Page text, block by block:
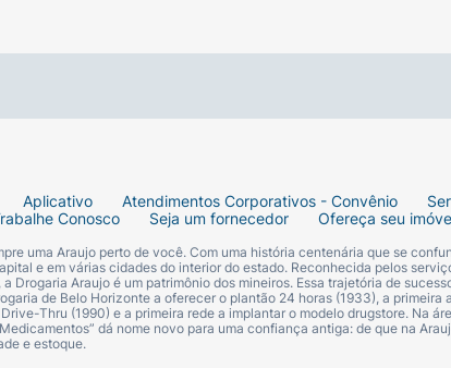
Aplicativo Atendimentos Corporativos - Convênio
Conosco Seja um fornecedor Ofereça seu
uma Araujo perto de você. Com uma história centenária que se
e em várias cidades do interior do estado. Reconhecida pelos
Drogaria Araujo é um patrimônio dos mineiros. Essa trajetória de
de Belo Horizonte a oferecer o plantão 24 horas (1933), a
Thru (1990) e a primeira rede a implantar o modelo drugstore. Na
dá nome novo para uma confiança antiga: de que na
e estoque.